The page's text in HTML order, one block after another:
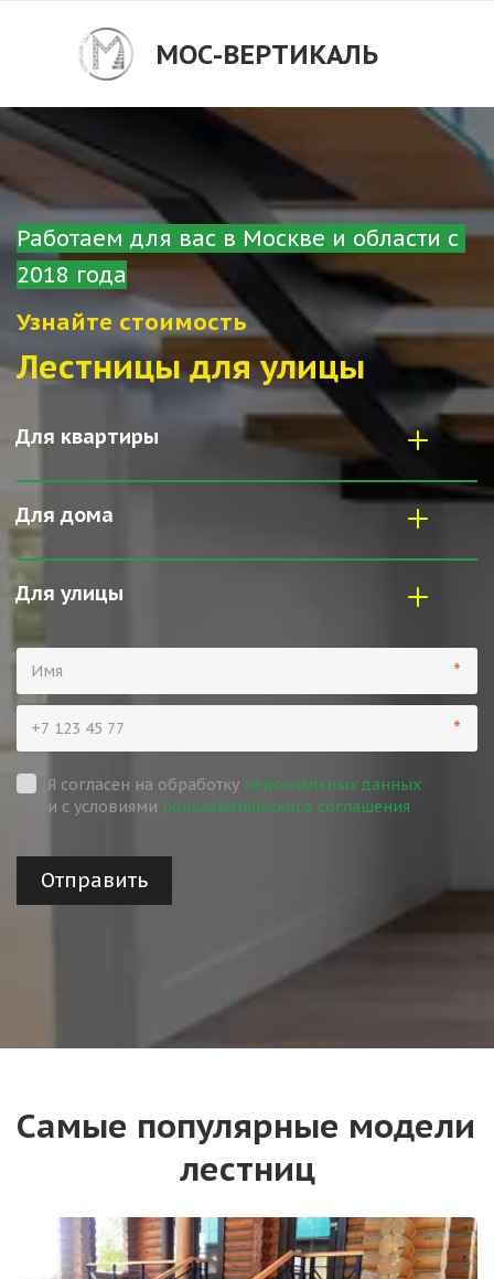
МОС-ВЕРТИКАЛЬ
Работаем для вас в Москве и области с
2018 года
Узнайте стоимость
Лестницы для улицы
Для квартиры
Для дома
Для улицы
*
*
Я согласен на обработку персональных данных
и с условиями пользовательского соглашения
Отправить
Самые популярные модели
лестниц